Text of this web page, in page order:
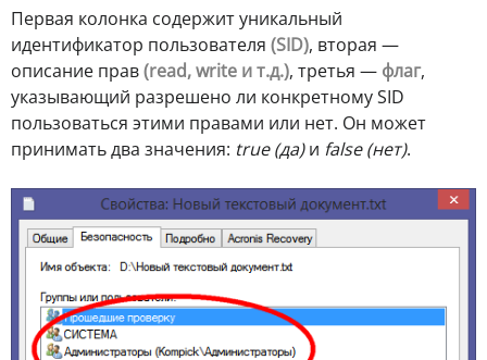
Первая колонка содержит уникальный
идентификатор пользователя (SID), вторая —
описание прав(read, write и т.д.), третья — флаг,
указывающий разрешено ли конкретному SID
пользоваться этими правами или нет. Он может
принимать два значения: true (да)и false (нет).